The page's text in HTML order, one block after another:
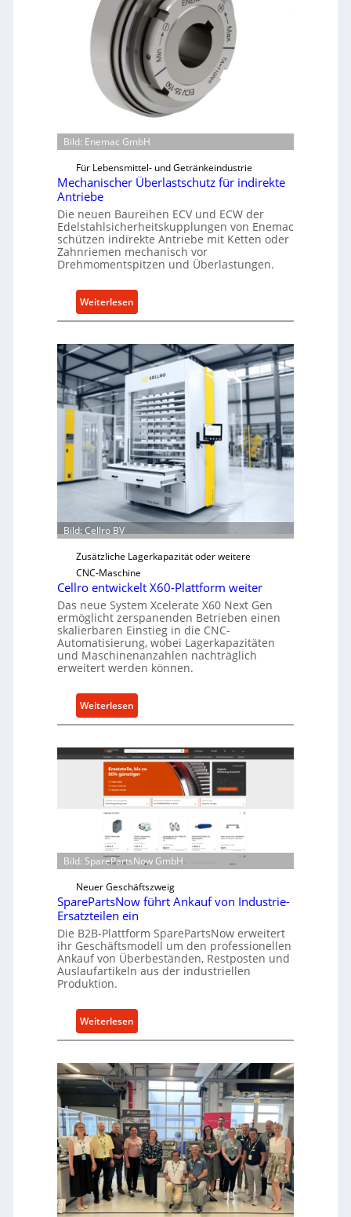
Bild: Enemac GmbH
Für Lebensmittel- und Getränkeindustrie
Mechanischer Überlastschutz für indirekte
Antriebe
Die neuen Baureihen ECV und ECW der
Edelstahlsicherheitskupplungen von Enemac
schützen indirekte Antriebe mit Ketten oder
Zahnriemen mechanisch vor
Drehmomentspitzen und Überlastungen.
Weiterlesen:
M
c
h
n
c
h
e
r
Ü
b
s
t
s
c
u
t
z
f
ü
r
i
i
r
k
t
A
n
t
i
e
b
Bild: Cellro BV
Zusätzliche Lagerkapazität oder weitere
CNC-Maschine
Cellro entwickelt X60-Plattform weiter
Das neue System Xcelerate X60 Next Gen
ermöglicht zerspanenden Betrieben einen
skalierbaren Einstieg in die CNC-
Automatisierung, wobei Lagerkapazitäten
und Maschinenanzahlen nachträglich
erweitert werden können.
Weiterlesen:
C
l
l
n
t
w
i
c
k
e
l
t
0
-
l
a
t
t
f
o
m
w
Bild: SparePartsNow GmbH
Neuer Geschäftszweig
SparePartsNow führt Ankauf von Industrie-
Ersatzteilen ein
Die B2B-Plattform SparePartsNow erweitert
ihr Geschäftsmodell um den professionellen
Ankauf von Überbeständen, Restposten und
Auslaufartikeln aus der industriellen
Produktion.
Weiterlesen:
S
a
r
e
P
a
r
s
N